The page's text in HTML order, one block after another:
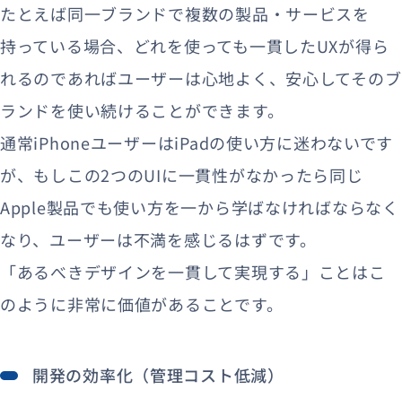
たとえば同一ブランドで複数の製品・サービスを
持っている場合、どれを使っても一貫したUXが得ら
れるのであればユーザーは心地よく、安心してそのブ
ランドを使い続けることができます。
通常iPhoneユーザーはiPadの使い方に迷わないです
が、もしこの2つのUIに一貫性がなかったら同じ
Apple製品でも使い方を一から学ばなければならなく
なり、ユーザーは不満を感じるはずです。
「あるべきデザインを一貫して実現する」ことはこ
のように非常に価値があることです。
開発の効率化（管理コスト低減）